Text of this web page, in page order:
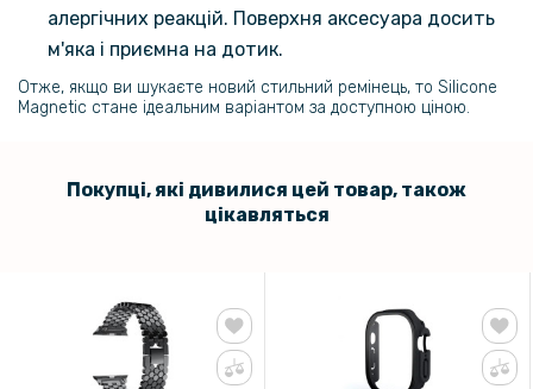
алергічних реакцій. Поверхня аксесуара досить
м'яка і приємна на дотик.
Отже, якщо ви шукаєте новий стильний ремінець, то Silicone
Magnetic стане ідеальним варіантом за доступною ціною.
Покупці, які дивилися цей товар, також
цікавляться